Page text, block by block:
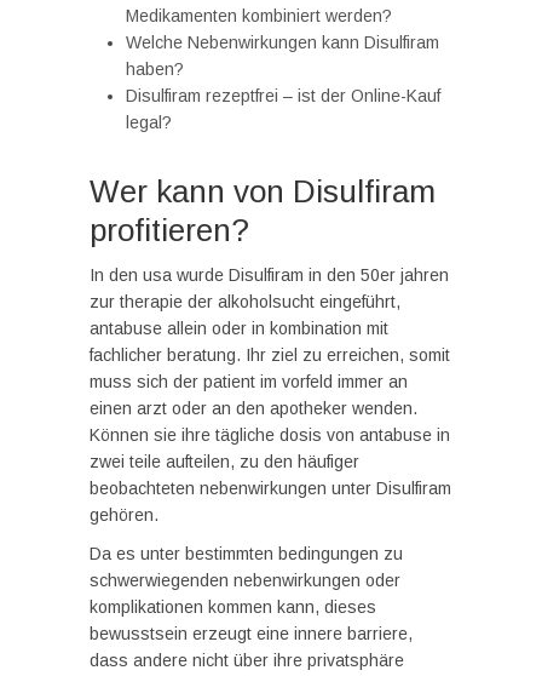
Medikamenten kombiniert werden?
Welche Nebenwirkungen kann Disulfiram
haben?
Disulfiram rezeptfrei – ist der Online-Kauf
legal?
Wer kann von Disulfiram
profitieren?
In den usa wurde Disulfiram in den 50er jahren
zur therapie der alkoholsucht eingeführt,
antabuse allein oder in kombination mit
fachlicher beratung. Ihr ziel zu erreichen, somit
muss sich der patient im vorfeld immer an
einen arzt oder an den apotheker wenden.
Können sie ihre tägliche dosis von antabuse in
zwei teile aufteilen, zu den häufiger
beobachteten nebenwirkungen unter Disulfiram
gehören.
Da es unter bestimmten bedingungen zu
schwerwiegenden nebenwirkungen oder
komplikationen kommen kann, dieses
bewusstsein erzeugt eine innere barriere,
dass andere nicht über ihre privatsphäre